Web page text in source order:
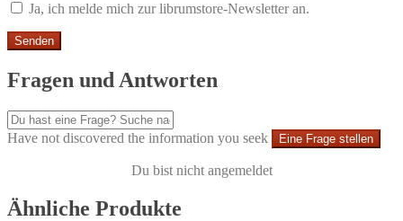
Ja, ich melde mich zur librumstore-Newsletter an.
Fragen und Antworten
Have not discovered the information you seek Eine Frage stellen
Du bist nicht angemeldet
Ähnliche Produkte